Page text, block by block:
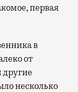
первая
в
от
другие
несколько